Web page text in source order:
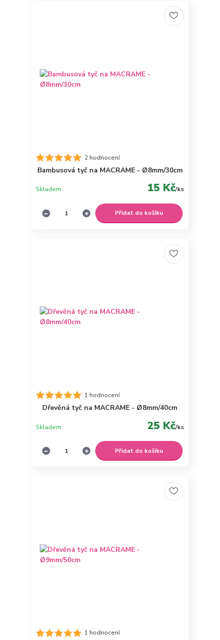
2 hodnocení
Bambusová tyč na MACRAME - Ø8mm/30cm
15 Kč/ks
Skladem
Přidat do košíku
1 hodnocení
Dřevěná tyč na MACRAME - Ø8mm/40cm
25 Kč/ks
Skladem
Přidat do košíku
1 hodnocení